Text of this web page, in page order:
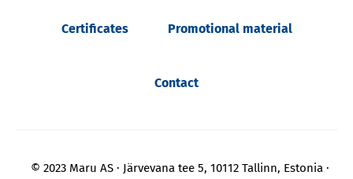
Certificates Promotional material
Contact
© 2023 Maru AS Järvevana tee 5, 10112 Tallinn, Estonia